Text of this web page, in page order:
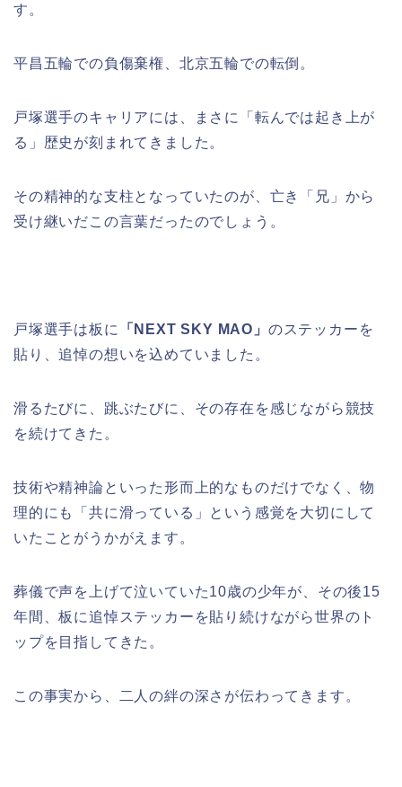
す。
平昌五輪での負傷棄権、北京五輪での転倒。
戸塚選手のキャリアには、まさに「転んでは起き上が
る」歴史が刻まれてきました。
その精神的な支柱となっていたのが、亡き「兄」から
受け継いだこの言葉だったのでしょう。
戸塚選手は板に 「NEXT SKY MAO」 のステッカーを
貼り、追悼の想いを込めていました。
滑るたびに、跳ぶたびに、その存在を感じながら競技
を続けてきた。
技術や精神論といった形而上的なものだけでなく、物
理的にも「共に滑っている」という感覚を大切にして
いたことがうかがえます。
葬儀で声を上げて泣いていた10歳の少年が、その後15
年間、板に追悼ステッカーを貼り続けながら世界のト
ップを目指してきた。
この事実から、二人の絆の深さが伝わってきます。